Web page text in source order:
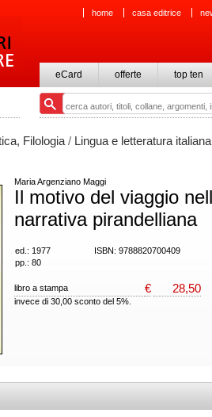
home casa editrice
eCard offerte top ten
Filologia / Lingua e letteratura italiana
Maria Argenziano Maggi
Il motivo del viaggio
narrativa pirandelliana
ed.: 1977
ISBN: 9788820700409
pp.: 80
libro a stampa € 28,50
invece di 30,00 sconto del 5%.